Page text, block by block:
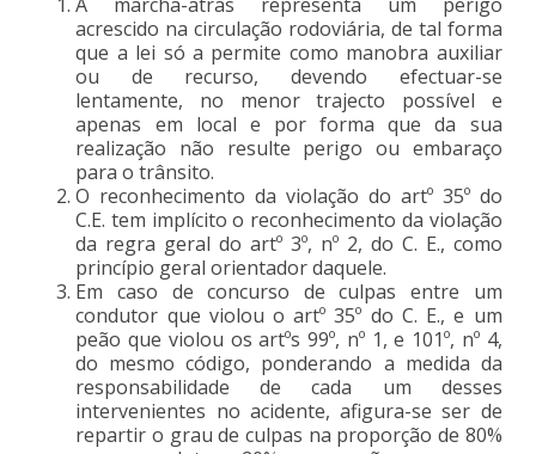
acrescido na circulação rodoviária, de tal forma
que a lei só a permite como manobra auxiliar
ou de recurso, devendo efectuar-se
lentamente, no menor trajecto possível e
apenas em local e por forma que da sua
realização não resulte perigo ou embaraço
para o trânsito.
O reconhecimento da violação do artº 35º do
C.E. tem implícito o reconhecimento da violação
da regra geral do artº 3º, nº 2, do C. E., como
princípio geral orientador daquele.
Em caso de concurso de culpas entre um
condutor que violou o artº 35º do C. E., e um
peão que violou os artºs 99º, nº 1, e 101º, nº 4,
do mesmo código, ponderando a medida da
responsabilidade de cada um desses
intervenientes no acidente, afigura-se ser de
repartir o grau de culpas na proporção de 80%